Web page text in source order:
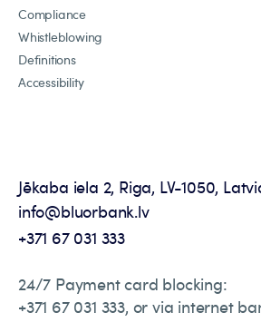
Compliance
Whistleblowing
Definitions
Accessibility
Jēkaba iela 2, Riga, LV-1050,
info@bluorbank.lv
+371 67 031 333
24/7 Payment card blocking:
+371 67 031 333, or via internet